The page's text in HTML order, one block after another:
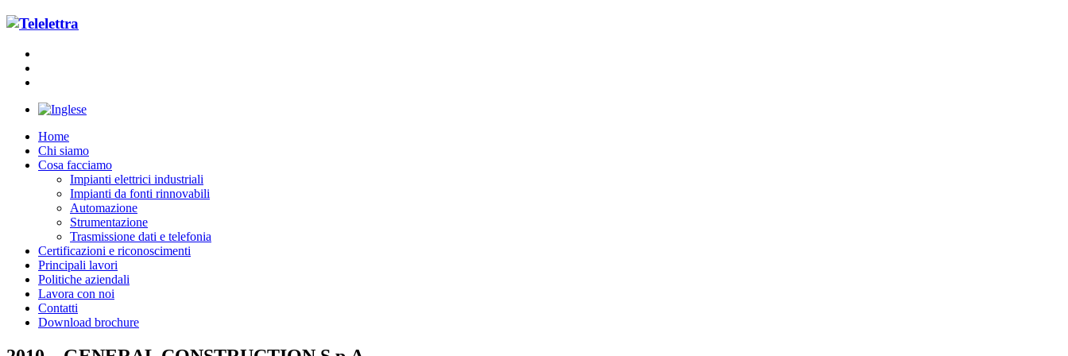
Home
Chi siamo
Cosa facciamo
Impianti elettrici industriali
Impianti da fonti rinnovabili
Automazione
Strumentazione
Trasmissione dati e telefonia
Certificazioni e riconoscimenti
Principali lavori
Politiche aziendali
Lavora con noi
Contatti
Download brochure